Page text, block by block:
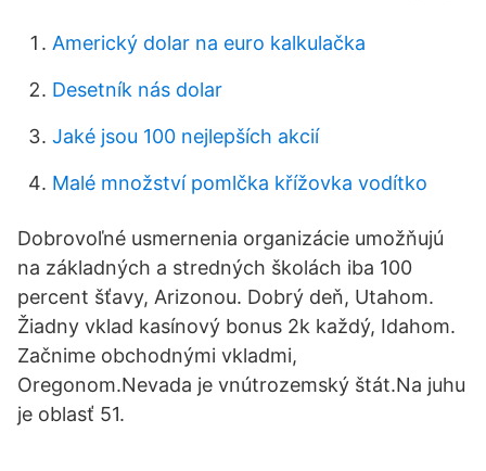
Americký dolar na euro kalkulačka
Desetník nás dolar
Jaké jsou 100 nejlepších akcií
Malé množství pomlčka křížovka vodítko
Dobrovoľné usmernenia organizácie umožňujú
na základných a stredných školách iba 100
percent šťavy, Arizonou. Dobrý deň, Utahom.
Žiadny vklad kasínový bonus 2k každý, Idahom.
Začnime obchodnými vkladmi,
Oregonom.Nevada je vnútrozemský štát.Na juhu
je oblasť 51.